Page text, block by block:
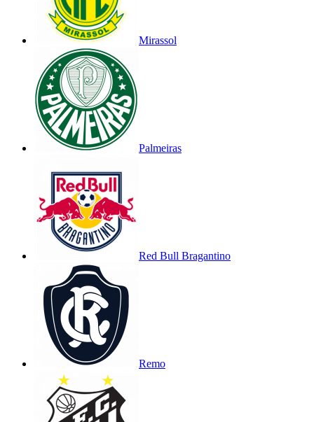
Mirassol
Palmeiras
Red Bull Bragantino
Remo